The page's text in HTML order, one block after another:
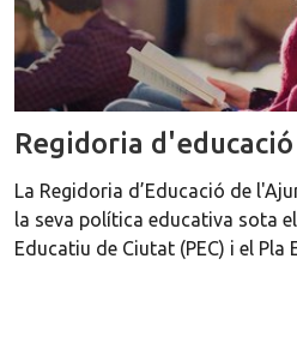
Regidoria d'educació
La Regidoria d’Educació de
la seva política educativa sota
Educatiu de Ciutat (PEC) i el Pla